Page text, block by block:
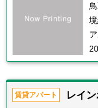
賃貸アパート レイ